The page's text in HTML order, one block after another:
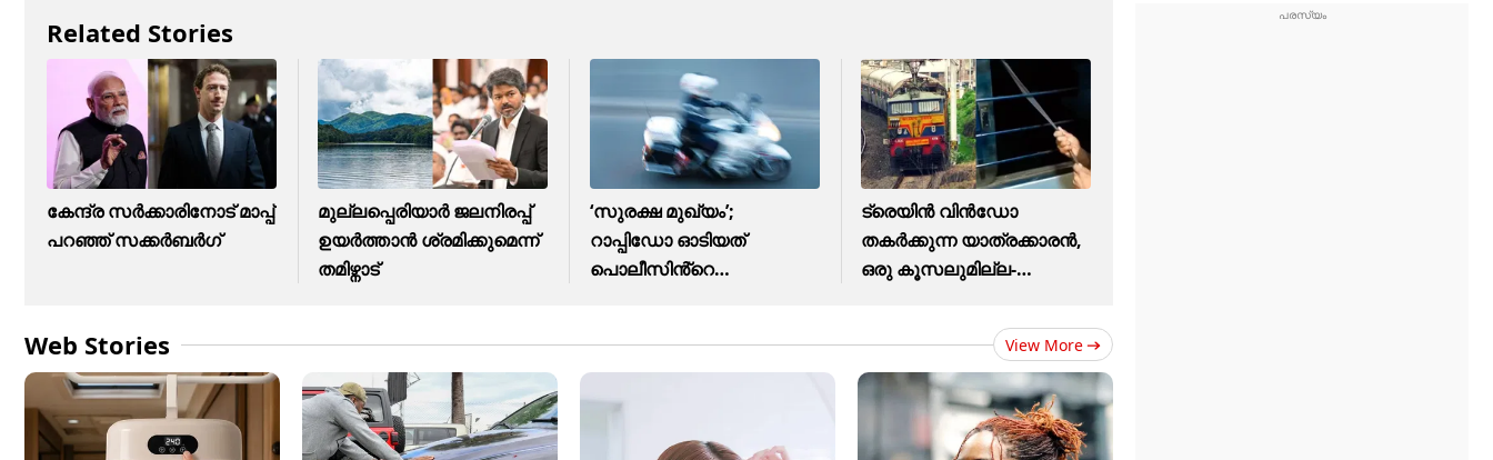
Related Stories
കേന്ദ്ര സർക്കാരിനോട് മാപ്പ്
പറഞ്ഞ് സക്കർബർഗ്
മുല്ലപ്പെരിയാർ ജലനിരപ്പ്
ഉയർത്താൻ ശ്രമിക്കുമെന്ന്
തമിഴ്നാട്
‘സുരക്ഷ മുഖ്യം’;
റാപ്പിഡോ ഓടിയത്
പൊലീസിൻ്റെ
ട്രെയിൻ വിൻഡോ
തകർക്കുന്ന യാത്രക്കാരൻ,
ഒരു കൂസലുമില്ല-
Web Stories View More